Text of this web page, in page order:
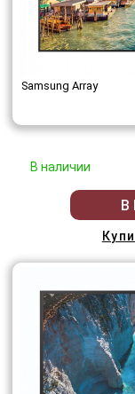
Samsung Array
В наличии
В